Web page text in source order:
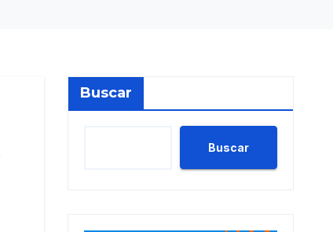
Buscar
Buscar